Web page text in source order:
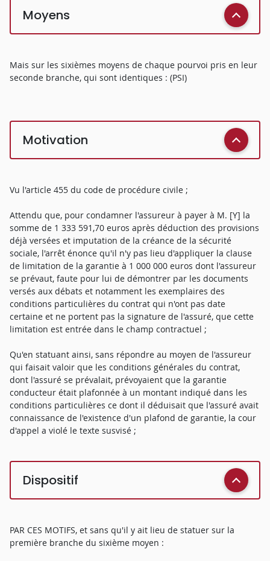
Moyens
Mais sur les sixièmes moyens de chaque pourvoi pris en leur
seconde branche, qui sont identiques : (PSI)
Motivation
Vu l'article 455 du code de procédure civile ;
Attendu que, pour condamner l'assureur à payer à M. [Y] la
somme de 1 333 591,70 euros après déduction des provisions
déjà versées et imputation de la créance de la sécurité
sociale, l'arrêt énonce qu'il n'y pas lieu d'appliquer la clause
de limitation de la garantie à 1 000 000 euros dont l'assureur
se prévaut, faute pour lui de démontrer par les documents
versés aux débats et notamment les exemplaires des
conditions particulières du contrat qui n'ont pas date
certaine et ne portent pas la signature de l'assuré, que cette
limitation est entrée dans le champ contractuel ;
Qu'en statuant ainsi, sans répondre au moyen de l'assureur
qui faisait valoir que les conditions générales du contrat,
dont l'assuré se prévalait, prévoyaient que la garantie
conducteur était plafonnée à un montant indiqué dans les
conditions particulières ce dont il déduisait que l'assuré avait
connaissance de l'existence d'un plafond de garantie, la cour
d'appel a violé le texte susvisé ;
Dispositif
PAR CES MOTIFS, et sans qu'il y ait lieu de statuer sur la
première branche du sixième moyen :